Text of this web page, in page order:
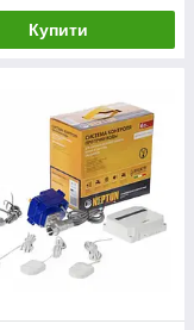
Купити